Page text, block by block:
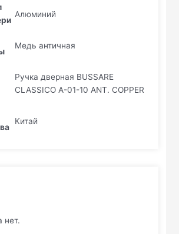
Алюминий
Медь античная
Ручка дверная BUSSARE
CLASSICO А-01-10 ANT. COPPER
Китай
нет.